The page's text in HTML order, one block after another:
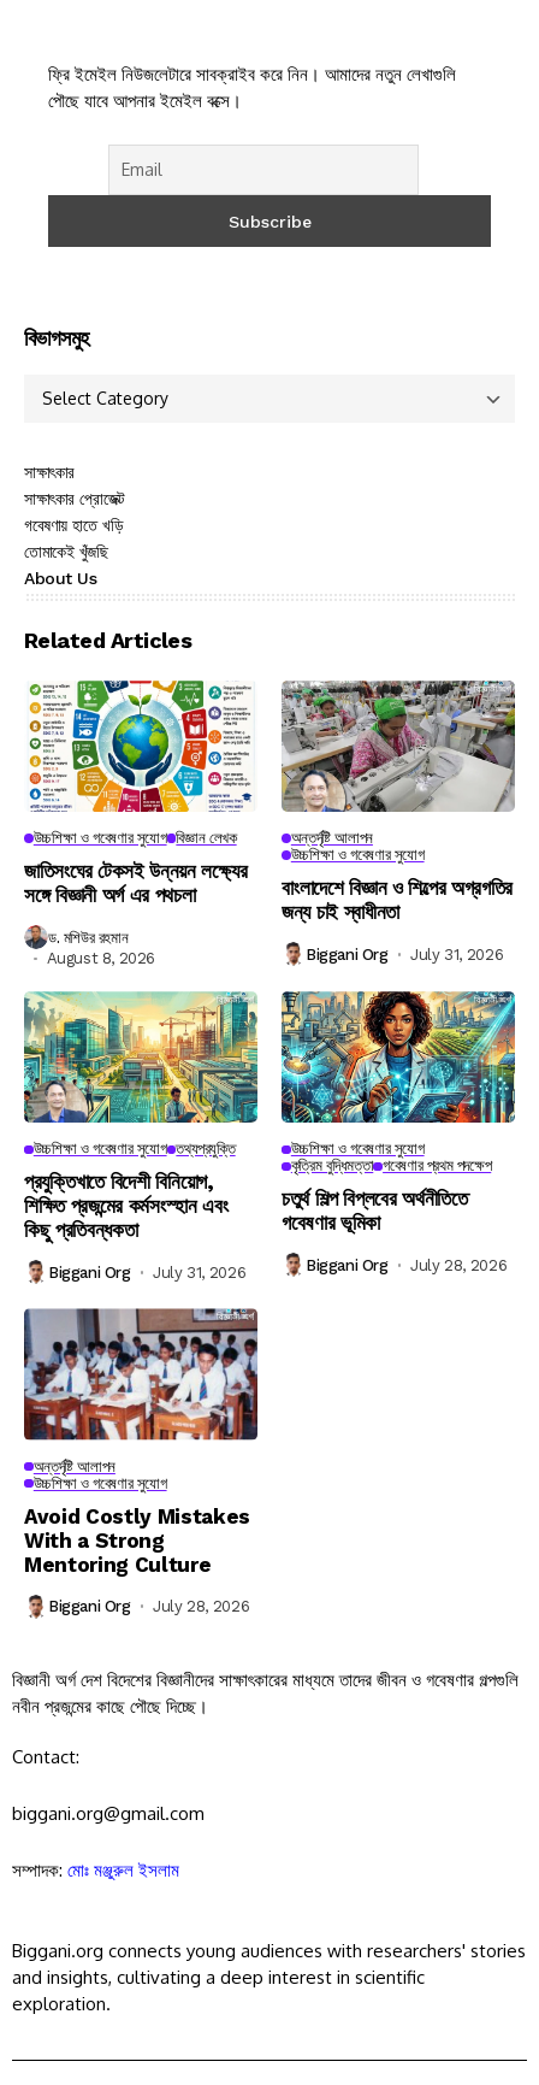
ফ্রি ইমেইল নিউজলেটারে সাবক্রাইব করে নিন। আমাদের নতুন লেখাগুলি
পৌছে যাবে আপনার ইমেইল বক্সে।
বিভাগসমুহ
সাক্ষাৎকার
সাক্ষাৎকার প্রোজেক্ট
গবেষণায় হাতে খড়ি
তোমাকেই খুঁজছি
About Us
Related Articles
উচ্চশিক্ষা ও গবেষণার সুযোগ বিজ্ঞান লেখক
জাতিসংঘের টেকসই উন্নয়ন লক্ষ্যের
সঙ্গে বিজ্ঞানী অর্গ এর পথচলা
ড. মশিউর রহমান
August 8, 2026
অন্তর্দৃষ্টি আলাপন
উচ্চশিক্ষা ও গবেষণার সুযোগ
বাংলাদেশে বিজ্ঞান ও শিল্পের অগ্রগতির
জন্য চাই স্বাধীনতা
Biggani Org July 31, 2026
উচ্চশিক্ষা ও গবেষণার সুযোগ তথ্যপ্রযুক্তি
প্রযুক্তিখাতে বিদেশী বিনিয়োগ,
শিক্ষিত প্রজন্মের কর্মসংস্হান এবং
কিছু প্রতিবন্ধকতা
Biggani Org July 31, 2026
উচ্চশিক্ষা ও গবেষণার সুযোগ
কৃত্রিম বুদ্ধিমত্তা গবেষণার প্রথম পদক্ষেপ
চতুর্থ শিল্প বিপ্লবের অর্থনীতিতে
গবেষণার ভূমিকা
Biggani Org July 28, 2026
অন্তর্দৃষ্টি আলাপন
উচ্চশিক্ষা ও গবেষণার সুযোগ
Avoid Costly Mistakes
With a Strong
Mentoring Culture
Biggani Org July 28, 2026
বিজ্ঞানী অর্গ দেশ বিদেশের বিজ্ঞানীদের সাক্ষাৎকারের মাধ্যমে তাদের জীবন ও গবেষণার গল্পগুলি
নবীন প্রজন্মের কাছে পৌছে দিচ্ছে।
Contact:
biggani.org@gmail.com
সম্পাদক: মোঃ মঞ্জুরুল ইসলাম
Biggani.org connects young audiences with researchers' stories
and insights, cultivating a deep interest in scientific
exploration.